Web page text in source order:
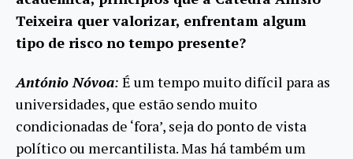
Teixeira quer valorizar, enfrentam algum
tipo de risco no tempo presente?
António Nóvoa: É um tempo muito difícil para as
universidades, que estão sendo muito
condicionadas de ‘fora’, seja do ponto de vista
político ou mercantilista. Mas há também um